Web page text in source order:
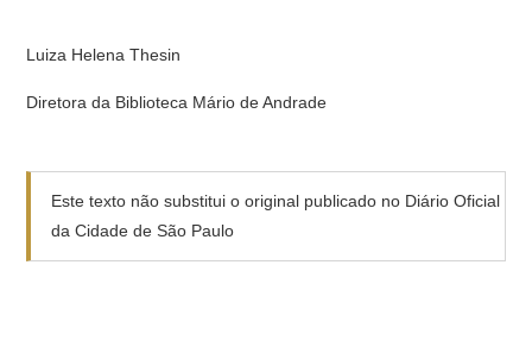
Luiza Helena Thesin
Diretora da Biblioteca Mário de Andrade
Este texto não substitui o original publicado no Diário Oficial
da Cidade de São Paulo